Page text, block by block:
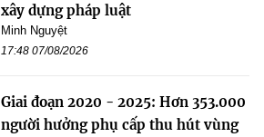
xây dựng pháp luật
Minh Nguyệt
17:48 07/08/2026
Giai đoạn 2020 - 2025: Hơn 353.000
người hưởng phụ cấp thu hút vùng